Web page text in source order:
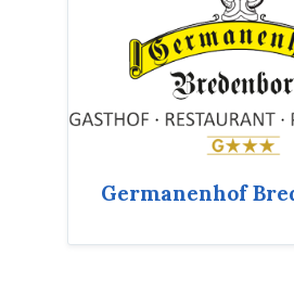
Germanenhof